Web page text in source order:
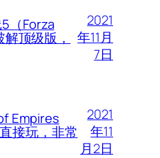
（Forza
顶级版，
2021
年11月
7日
Empires
接玩，非常
2021
年11
月2日